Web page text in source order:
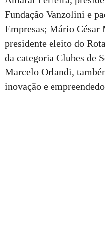
Fundação Vanzolini e
Empresas; Mário César
presidente eleito do
da categoria Clubes de
Marcelo Orlandi,
inovação e